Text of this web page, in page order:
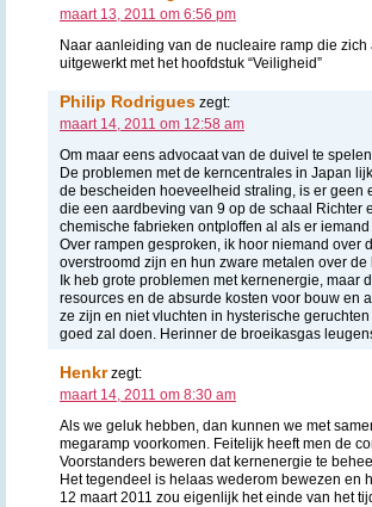
maart 13, 2011 om 6:56 pm
Naar aanleiding van de nucleaire ramp die
uitgewerkt met het hoofdstuk “Veiligheid”
Philip Rodrigues zegt:
maart 14, 2011 om 12:58 am
Om maar eens advocaat van de duivel te spelen.
De problemen met de kerncentrales in Japan
de bescheiden hoeveelheid straling, is er geen
die een aardbeving van 9 op de schaal Richter
chemische fabrieken ontploffen al als er
Over rampen gesproken, ik hoor niemand over
overstroomd zijn en hun zware metalen over
Ik heb grote problemen met kernenergie, maar
resources en de absurde kosten voor bouw en
ze zijn en niet vluchten in hysterische
goed zal doen. Herinner de broeikasgas
Henkrzegt:
maart 14, 2011 om 8:30 am
Als we geluk hebben, dan kunnen we met
megaramp voorkomen. Feitelijk heeft men de
Voorstanders beweren dat kernenergie te
Het tegendeel is helaas wederom bewezen en
12 maart 2011 zou eigenlijk het einde van het